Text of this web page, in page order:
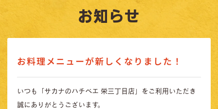
お知らせ
お料理メニューが新しくなりました！
いつも「サカナのハチベエ 栄三丁目店」をご利用いただき
誠にありがとうございます。